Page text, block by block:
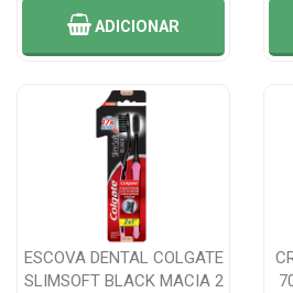
ADICIONAR
ESCOVA DENTAL COLGATE
SLIMSOFT BLACK MACIA 2